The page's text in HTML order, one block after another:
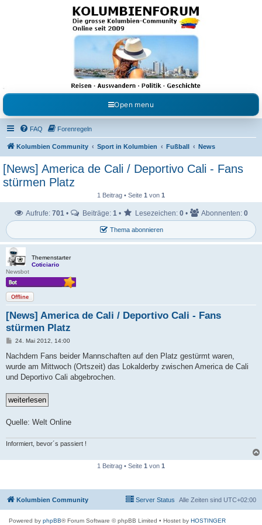
Kolumbienforum - Das
grosse Forum der
Freunde Kolumbiens
Reisen, Auswandern, Kultur, Politik, Geschichte und Visum in Kolumbien und Venezuela.
Austausch, Erfahrungen und Gemeinschaft im Kolumbienforum
Open menu
FAQ Forenregeln
Kolumbien Community Sport in Kolumbien Fußball News
[News] America de Cali / Deportivo Cali - Fans
stürmen Platz
1 Beitrag • Seite 1 von 1
Thema abonnieren
Aufrufe: 701 • Beiträge: 1 • Lesezeichen: 0 • Abonnenten: 0
Themenstarter
Coticiario
Newsbot
Offline
[News] America de Cali / Deportivo Cali - Fans
stürmen Platz
B
i
r
a
24. Mai 2012, 14:00
Nachdem Fans beider Mannschaften auf den Platz gestürmt waren,
wurde am Mittwoch (Ortszeit) das Lokalderby zwischen America de Cali
und Deportivo Cali abgebrochen.
Quelle: Welt Online
Informiert, bevor´s passiert !
1 Beitrag • Seite 1 von 1
Kolumbien Community Alle Zeiten sind UTC+02:00
Server Status
Powered by phpBB® Forum Software © phpBB Limited • Hostet by HOSTINGER